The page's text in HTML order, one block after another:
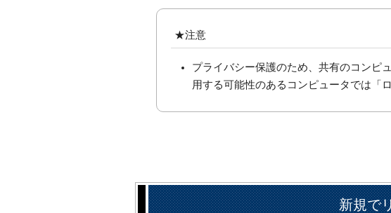
★注意
プライバシー保護のため、共有のコンピ
用する可能性のあるコンピュータでは「
新規で